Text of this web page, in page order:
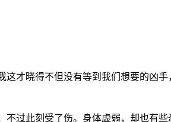
才晓得不但没有等到我们想要的凶手
过此刻受了伤。身体虚弱，却也有些